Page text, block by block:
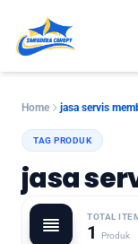
Home jasa servis
TAG PRODUK
jasa
TOTAL
1 Produk